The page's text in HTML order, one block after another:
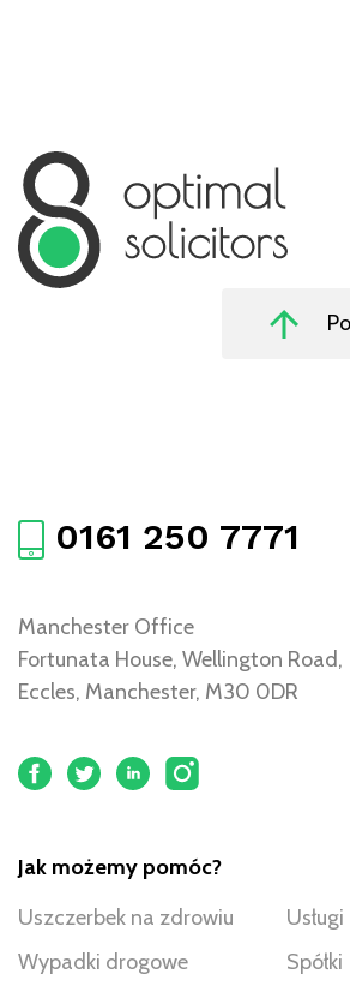
0161 250 7771
Manchester Office
Fortunata House, Wellington Road,
Eccles, Manchester, M30 0DR
Jak możemy pomóc?
Uszczerbek na zdrowiu
Wypadki drogowe
Spółki